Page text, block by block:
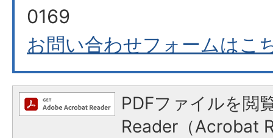
0169
お問い合わせフォームはこ
PDFファイルを閲
Reader（Acrobat